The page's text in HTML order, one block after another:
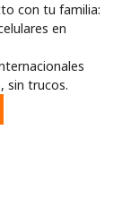
con tu familia:
en
sin trucos.